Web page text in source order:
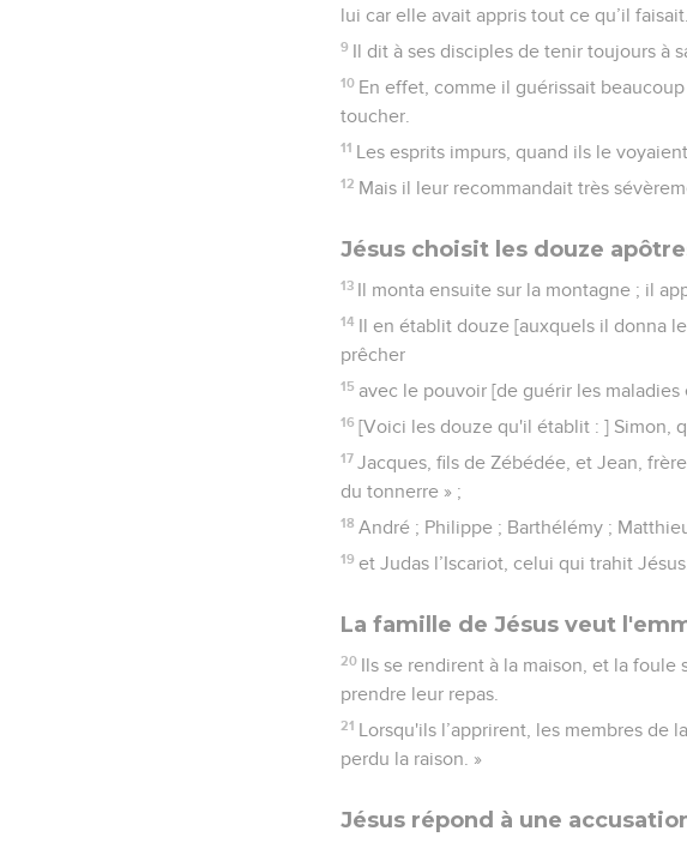
lui car elle avait appris tout ce qu’il faisait.
9 Il dit à ses disciples de tenir toujours à
10 En effet, comme il guérissait
toucher.
11 Les esprits impurs, quand ils le
12 Mais il leur recommandait très
Jésus choisit les douze
13 Il monta ensuite sur la montagne ; il
14 Il en établit douze [auxquels il donna
prêcher
15 avec le pouvoir [de guérir les maladies
16 [Voici les douze qu'il établit : ] Simon,
17 Jacques, fils de Zébédée, et Jean,
du tonnerre » ;
18 André ; Philippe ; Barthélémy ;
19 et Judas l’Iscariot, celui qui trahit Jésus.
La famille de Jésus veut
20 Ils se rendirent à la maison, et la
prendre leur repas.
21 Lorsqu'ils l’apprirent, les membres de
perdu la raison. »
Jésus répond à une